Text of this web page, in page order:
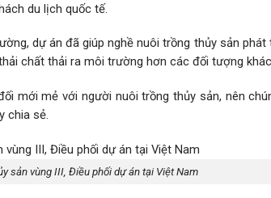
du lịch quốc tế.
dự án đã giúp nghề nuôi trồng thủy sản phát
chất thải ra môi trường hơn các đối tượng
mới mẻ với người nuôi trồng thủy sản, nên
chia sẻ.
sản vùng III, Điều phối dự án tại Việt Nam